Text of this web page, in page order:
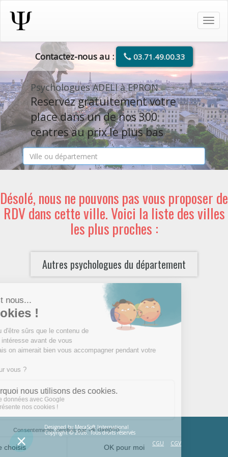
Contactez-nous au : 03.71.49.00.33
Psychologues ADELI à EPRON
Reservez gratuitement votre
place dans un de nos 300
centres au prix le plus bas
Désolé, nous ne pouvons pas vous proposer de
RDV dans cette ville. Voici la liste des villes
les plus proches :
Autres psychologues du département
Designed by MecaSoft International
Copyright © 2026. Tous droits réservés
CGU
CGV